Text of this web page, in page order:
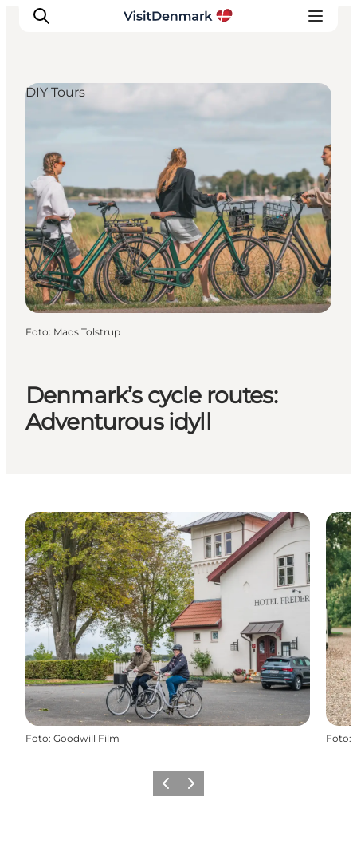
Dove andare
Cosa fare
Dove dormire
Pianifica il viaggio
Denmark’s cycle routes:
Adventurous idyll
DIY Tours
Foto: Mads Tolstrup
Foto: Goodwill Film Foto:
Precedente
Avanti